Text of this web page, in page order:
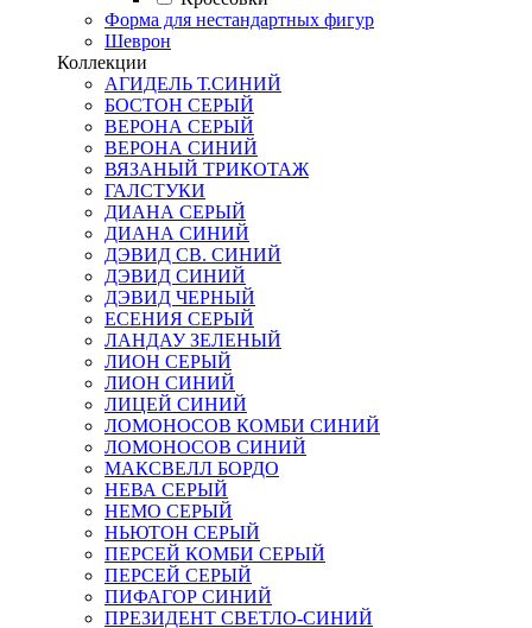
Форма для нестандартных фигур
Шеврон
Коллекции
АГИДЕЛЬ Т.СИНИЙ
БОСТОН СЕРЫЙ
ВЕРОНА СЕРЫЙ
ВЕРОНА СИНИЙ
ВЯЗАНЫЙ ТРИКОТАЖ
ГАЛСТУКИ
ДИАНА СЕРЫЙ
ДИАНА СИНИЙ
ДЭВИД СВ. СИНИЙ
ДЭВИД СИНИЙ
ДЭВИД ЧЕРНЫЙ
ЕСЕНИЯ СЕРЫЙ
ЛАНДАУ ЗЕЛЕНЫЙ
ЛИОН СЕРЫЙ
ЛИОН СИНИЙ
ЛИЦЕЙ СИНИЙ
ЛОМОНОСОВ КОМБИ СИНИЙ
ЛОМОНОСОВ СИНИЙ
МАКСВЕЛЛ БОРДО
НЕВА СЕРЫЙ
НЕМО СЕРЫЙ
НЬЮТОН СЕРЫЙ
ПЕРСЕЙ КОМБИ СЕРЫЙ
ПЕРСЕЙ СЕРЫЙ
ПИФАГОР СИНИЙ
ПРЕЗИДЕНТ СВЕТЛО-СИНИЙ